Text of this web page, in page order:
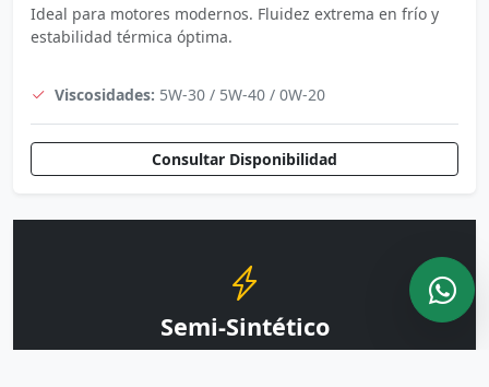
Ideal para motores modernos. Fluidez extrema en frío y
estabilidad térmica óptima.
Viscosidades: 5W-30 / 5W-40 / 0W-20
Consultar Disponibilidad
Semi-Sintético